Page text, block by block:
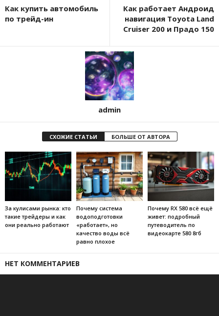
Как купить автомобиль
по трейд-ин
Как работает Андроид
навигация Toyota Land
Cruiser 200 и Прадо 150
admin
СХОЖИЕ СТАТЬИ БОЛЬШЕ ОТ АВТОРА
За кулисами рынка: кто
такие трейдеры и как
они реально работают
Почему система
водоподготовки
«работает», но
качество воды всё
равно плохое
Почему RX 580 всё ещё
живет: подробный
путеводитель по
видеокарте 580 8гб
НЕТ КОММЕНТАРИЕВ